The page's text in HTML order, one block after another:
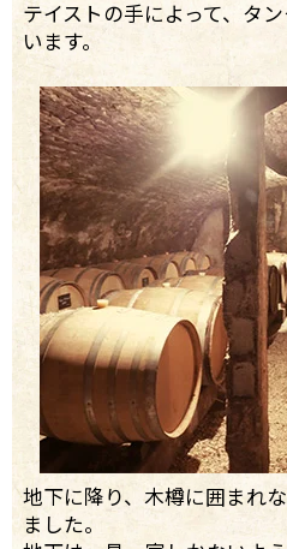
テイストの手によって、タ
います。
地下に降り、木樽に囲まれ
ました。